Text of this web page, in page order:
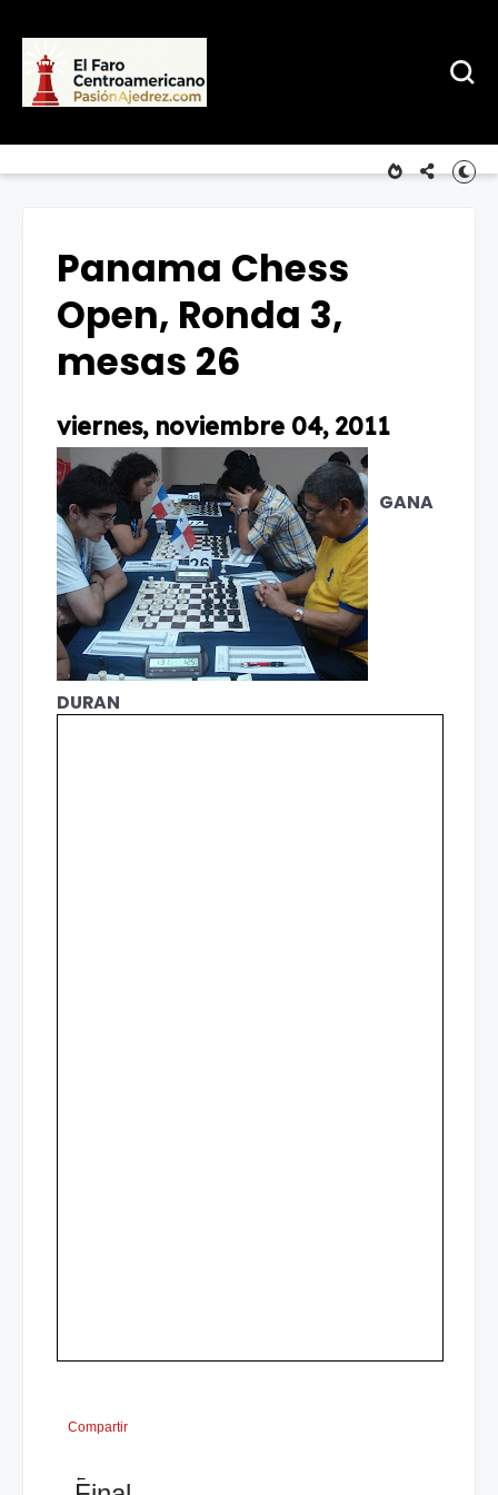
Panama Chess
Open, Ronda 3,
mesas 26
viernes, noviembre 04, 2011
GANA
DURAN
Compartir
←